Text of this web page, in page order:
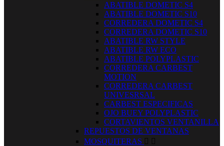
ABATIBLE DOMETIC S4
ABATIBLE DOMETIC S10
CORREDERA DOMETIC S4
CORREDERA DOMETIC S10
ABATIBLE RW STYLE
ABATIBLE RW ECO
ABATIBLE POLYPLASTIC
CORREDERA CARBEST
MOTION
CORREDERA CARBEST
UNIVESRSAL
CARBEST ESPECIFICAS
OJO BUEY POLYPLASTIC
CORTAVIENTOS VENTANILLA
REPUESTOS DE VENTANAS
MOSQUITERAS  